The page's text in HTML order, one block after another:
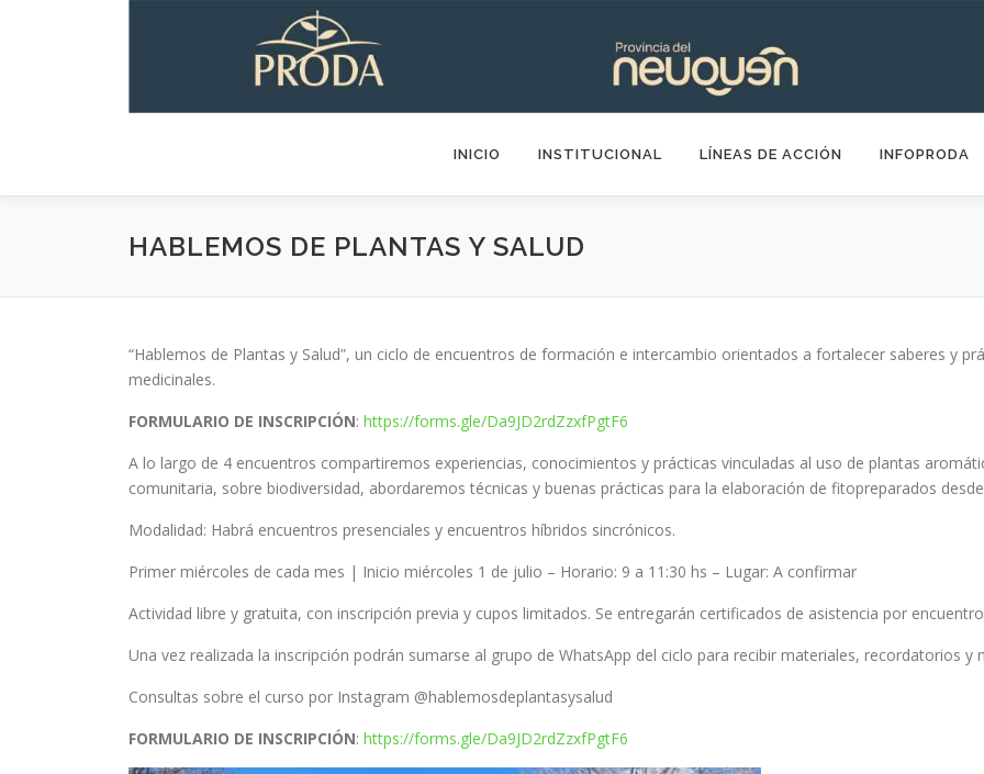
INICIO INSTITUCIONAL LÍNEAS DE ACCIÓN INFOPRODA
HABLEMOS DE PLANTAS Y SALUD
“Hablemos de Plantas y Salud”, un ciclo de encuentros de formación e intercambio orientados a fortalecer saberes y
medicinales.
FORMULARIO DE INSCRIPCIÓN: https://forms.gle/Da9JD2rdZzxfPgtF6
A lo largo de 4 encuentros compartiremos experiencias, conocimientos y prácticas vinculadas al uso de plantas
comunitaria, sobre biodiversidad, abordaremos técnicas y buenas prácticas para la elaboración de fitopreparados
Modalidad: Habrá encuentros presenciales y encuentros híbridos sincrónicos.
Primer miércoles de cada mes | Inicio miércoles 1 de julio – Horario: 9 a 11:30 hs – Lugar: A confirmar
Actividad libre y gratuita, con inscripción previa y cupos limitados. Se entregarán certificados de asistencia por
Una vez realizada la inscripción podrán sumarse al grupo de WhatsApp del ciclo para recibir materiales, recordatorios y
Consultas sobre el curso por Instagram @hablemosdeplantasysalud
FORMULARIO DE INSCRIPCIÓN: https://forms.gle/Da9JD2rdZzxfPgtF6